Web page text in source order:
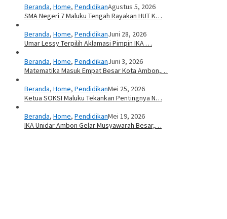
Beranda, Home, PendidikanAgustus 5, 2026
SMA Negeri 7 Maluku Tengah Rayakan HUT K…
Beranda, Home, PendidikanJuni 28, 2026
Umar Lessy Terpilih Aklamasi Pimpin IKA …
Beranda, Home, PendidikanJuni 3, 2026
Matematika Masuk Empat Besar Kota Ambon,…
Beranda, Home, PendidikanMei 25, 2026
Ketua SOKSI Maluku Tekankan Pentingnya N…
Beranda, Home, PendidikanMei 19, 2026
IKA Unidar Ambon Gelar Musyawarah Besar,…